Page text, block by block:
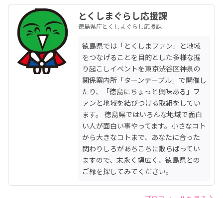
とくしまぐらし応援課
徳島県庁とくしまぐらし応援課
徳島県では「とくしまファン」と地域
をつなげることを目的とした多様な掘
り起こしイベントを東京渋谷区神泉の
関係案内所「ターンテーブル」で開催し
たり、「徳島にちょっと興味ある」フ
ァンと地域を結びつける取組をしてい
ます。 徳島県ではいろんな地域で面白
い人が面白い事やってます。小さなコト
から大きなコトまで、あなたに合った
関わりしろがあちこちに散らばってい
ますので、末永く幅広く、徳島県との
ご縁を探してみてください。